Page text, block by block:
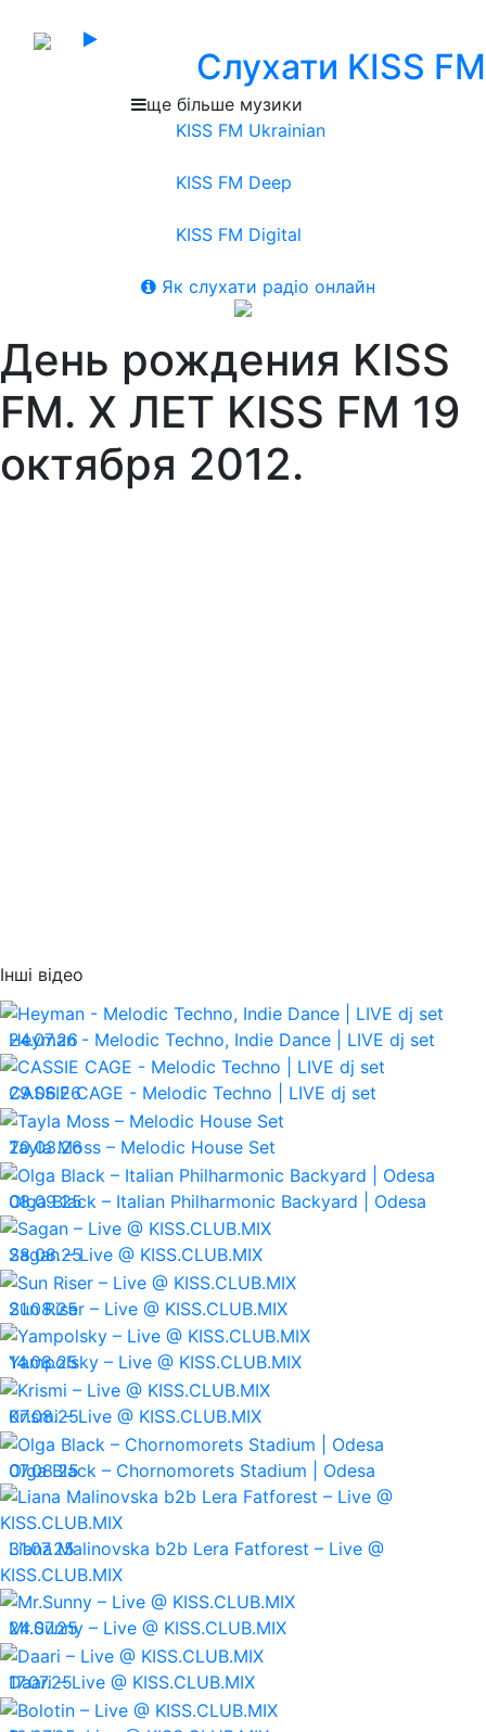
Слухати KISS FM
ще більше музики
KISS FM Ukrainian
KISS FM Deep
KISS FM Digital
Як слухати радіо онлайн
День рождения KISS
FM. Х ЛЕТ KISS FM 19
октября 2012.
Інші відео
24.07.26
Heyman - Melodic Techno, Indie Dance | LIVE dj set
29.06.26
CASSIE CAGE - Melodic Techno | LIVE dj set
20.03.26
Tayla Moss – Melodic House Set
08.09.25
Olga Black – Italian Philharmonic Backyard | Odesa
28.08.25
Sagan – Live @ KISS.CLUB.MIX
21.08.25
Sun Riser – Live @ KISS.CLUB.MIX
14.08.25
Yampolsky – Live @ KISS.CLUB.MIX
07.08.25
Krismi – Live @ KISS.CLUB.MIX
07.08.25
Olga Black – Chornomorets Stadium | Odesa
31.07.25
Liana Malinovska b2b Lera Fatforest – Live @
KISS.CLUB.MIX
24.07.25
Mr.Sunny – Live @ KISS.CLUB.MIX
17.07.25
Daari – Live @ KISS.CLUB.MIX